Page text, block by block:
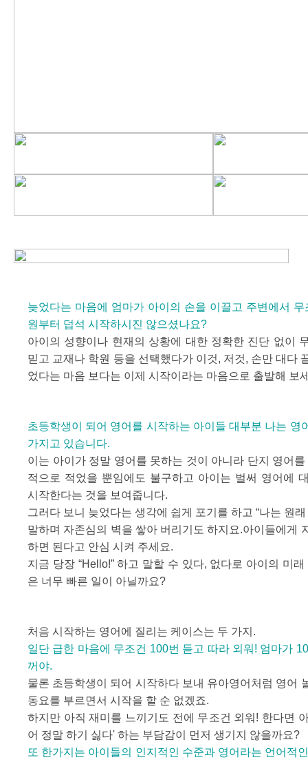
늦었다는 마음에 엄마가 아이의 손을 이끌고 주변에서
원부터 덥석 시작하시진 않으셨나요?
아이의 성향이나 현재의 상황에 대한 정확한 진단 없이
믿고 교재나 학원 등을 선택했다가 이것, 저것, 손만 대다
었다는 마음 보다는 이제 시작이라는 마음으로 출발해 보
초등학생이 되어 영어를 시작하는 아이들 대부분 나는 영
가지고 있습니다.
이는 아이가 정말 영어를 못하는 것이 아니라 단지 영어
적으로 적었을 뿐임에도 불구하고 아이는 벌써 영어에
시작한다는 것을 보여줍니다.
그러다 보니 늦었다는 생각에 쉽게 포기를 하고 “나는 원
말하며 자존심의 벽을 쌓아 버리기도 하지요.아이들에게
하면 된다고 안심 시켜 주세요.
지금 당장 “Hello!” 하고 말할 수 있다, 없다로 아이의 미
은 너무 빠른 일이 아닐까요?
처음 시작하는 영어에 질리는 케이스는 두 가지.
일단 급한 마음에 무조건 100번 듣고 따라 외워! 엄마가
꺼야.
물론 초등학생이 되어 시작하다 보내 유아영어처럼 영어
동요를 부르면서 시작을 할 순 없겠죠.
하지만 아직 재미를 느끼기도 전에 무조건 외워! 한다면
어 정말 하기 싫다' 하는 부담감이 먼저 생기지 않을까요?
또 한가지는 아이들의 인지적인 수준과 영어라는 언어적